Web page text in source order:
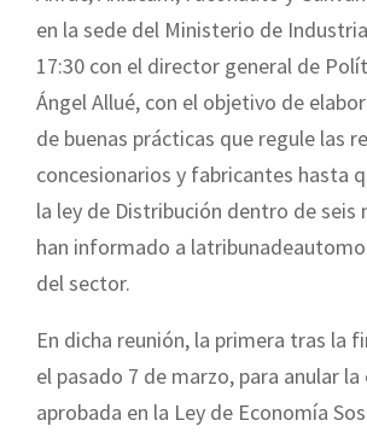
en la sede del Ministerio de
17:30 con el director general de
Ángel Allué, con el objetivo de
de buenas prácticas que regule las
concesionarios y fabricantes hasta
la ley de Distribución dentro de seis
han informado a
del sector.
En dicha reunión, la primera tras la
el pasado 7 de marzo, para anular la
aprobada en la Ley de Economía